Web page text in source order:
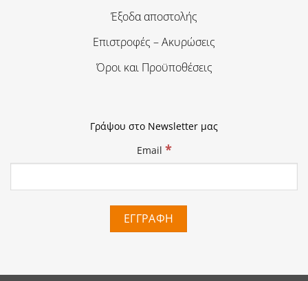
Έξοδα αποστολής
Επιστροφές – Ακυρώσεις
Όροι και Προϋποθέσεις
Γράψου στο Newsletter μας
Email *